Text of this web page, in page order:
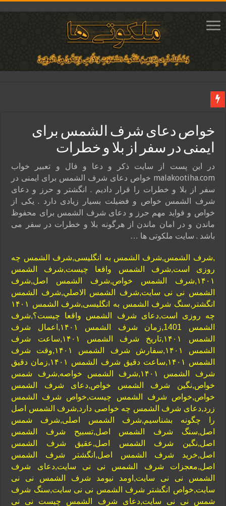
دعای ایجاد عشق و محبت آتشین در قلب معشوق | متن دعا، روش خواندن
ختم آیات ۲ و ۳ سوره طلاق برای افزایش رزق و روزی | روش ختم، متن آیات و فضیلت
آیات قرآنی برای استجابت دعا و آسان شدن کارها و برآورده شدن حاجت
قویترین ذکر استجابت دعا و حاجت روایی | ذکر اسماء الحسنی برآورده شدن حاجت
خواص دعای شرف الشمس برای
ایمنی در سفر از بلا و خطرات
در این پست از سایت ذکر و دعا و فال و تعبیر خواب
malakootiha.com خواص دعای شرف الشمس برای ایمنی در
سفر از بلا و خطرات را قرار دادیم . انگشتر و حرز و دعای
شرف الشمس خواص و فضیلت بسیار زیادی دارد . یکی از
خواص و فواید مهم حرز و دعای شرف الشمس برای محفوظ
ماندن و در امان ماندن از هرگونه بلا و خطرات در سفر می
باشد . سایت ملکوتی ها …
,شرف الشمس,شرف الشمس به انگلیسی,شرف الشمس چه
روزی است,شرف الشمس واقعا چیست,شرف الشمس
۱۴۰۱,شرف الشمس خواص,شرف الشمس اصل,شرف
الشمس نی نی سایت,شرف الشمس الاصلي,شرف الشمس
انگشتر,سنگ شرف الشمس به انگلیسی,شرف الشمس ۱۴۰۱
چه روزی است,دعای شرف الشمس واقعا چیست؟,شرف
الشمس 1401,زمان شرف الشمس ۱۴۰۱,اعمال شرف
الشمس ۱۴۰۱,تاریخ شرف الشمس ۱۴۰۱,ساعت شرف
الشمس ۱۴۰۱,سفارش شرف الشمس ۱۴۰۱,وقت شرف
الشمس ۱۴۰۱,ساعت دقیق شرف الشمس ۱۴۰۱,زمان دقیق
شرف الشمس ۱۴۰۱,شرف الشمس خواصه,شرف شمس
خواص,نگین شرف الشمس خواص,دعای شرف الشمس
خواص,خواص شرف الشمس چیست,خواص شرف الشمس
زرد,دعای شرف الشمس چه خواصی دارد,شرف الشمس اصل
را چگونه بشناسیم,شرف الشمس اصلی,شرف شمس
اصل,سنگ شرف الشمس اصل,تسبیح شرف الشمس
اصل,نگین شرف الشمس اصل,عقیق شرف الشمس
اصل,خرید شرف الشمس اصل,انگشتر شرف الشمس
اصل,معجزات شرف الشمس نی نی سایت,دعای شرف
الشمس نی نی سایت,اومد نیومد شرف الشمس نی نی
سایت,خواص انگشتر شرف الشمس نی نی سایت,سنگ شرف
شمس نی نی سایت,دعای شرف الشمس چیست نی نی